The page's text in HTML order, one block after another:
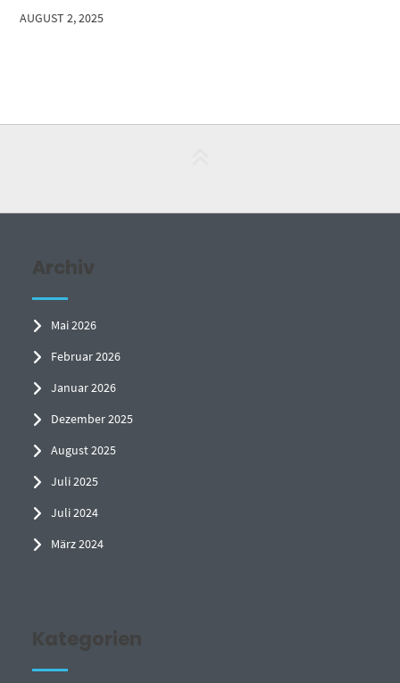
AUGUST 2, 2025
Archiv
Mai 2026
Februar 2026
Januar 2026
Dezember 2025
August 2025
Juli 2025
Juli 2024
März 2024
Kategorien